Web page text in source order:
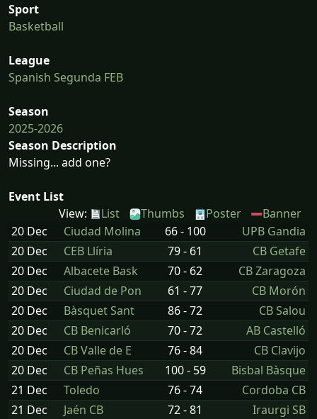
Sport
Basketball
League
Spanish Segunda FEB
Season
2025-2026
Season Description
Missing... add one?
Event List
View:
List Thumbs Poster
Banner
20 Dec
Ciudad Molina 66 - 100
UPB Gandia
20 Dec
CEB Llíria 79 - 61
CB Getafe
20 Dec
Albacete Bask 70 - 62
CB Zaragoza
20 Dec
Ciudad de Pon 61 - 77
CB Morón
20 Dec
Bàsquet Sant 86 - 72
CB Salou
20 Dec
CB Benicarló 70 - 72
AB Castelló
20 Dec
CB Valle de E 76 - 84
CB Clavijo
20 Dec
CB Peñas Hues 100 - 59
Bisbal Bàsque
21 Dec
Toledo 76 - 74
Cordoba CB
21 Dec
Jaén CB 72 - 81
Iraurgi SB